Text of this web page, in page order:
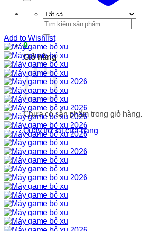
Tìm
kiếm:
0
Giỏ hàng
Chưa có sản phẩm trong giỏ hàng.
Quay trở lại cửa hàng
Add to Wishlist